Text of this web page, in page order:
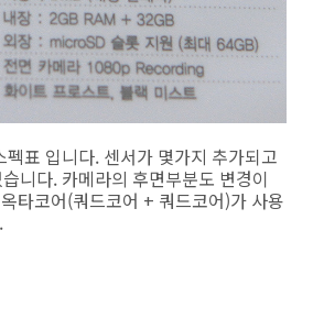
표 입니다. 센서가 몇가지 추가되고
니다. 카메라의 후면부분도 변경이
타코어(쿼드코어 + 쿼드코어)가 사용